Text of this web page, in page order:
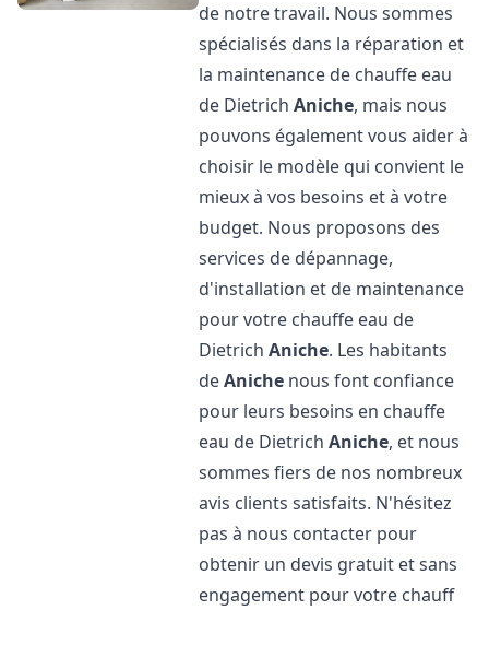
de notre travail. Nous sommes
spécialisés dans la réparation et
la maintenance de chauffe eau
de DietrichAniche, mais nous
pouvons également vous aider à
choisir le modèle qui convient le
mieux à vos besoins et à votre
budget. Nous proposons des
services de dépannage,
d'installation et de maintenance
pour votre chauffe eau de
DietrichAniche. Les habitants
deAniche nous font confiance
pour leurs besoins en chauffe
eau de DietrichAniche, et nous
sommes fiers de nos nombreux
avis clients satisfaits. N'hésitez
pas à nous contacter pour
obtenir un devis gratuit et sans
engagement pour votre chauff